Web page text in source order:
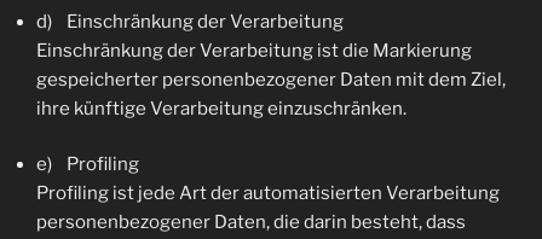
d) Einschränkung der Verarbeitung
Einschränkung der Verarbeitung ist die Markierung
gespeicherter personenbezogener Daten mit dem Ziel,
ihre künftige Verarbeitung einzuschränken.
e) Profiling
Profiling ist jede Art der automatisierten Verarbeitung
personenbezogener Daten, die darin besteht, dass